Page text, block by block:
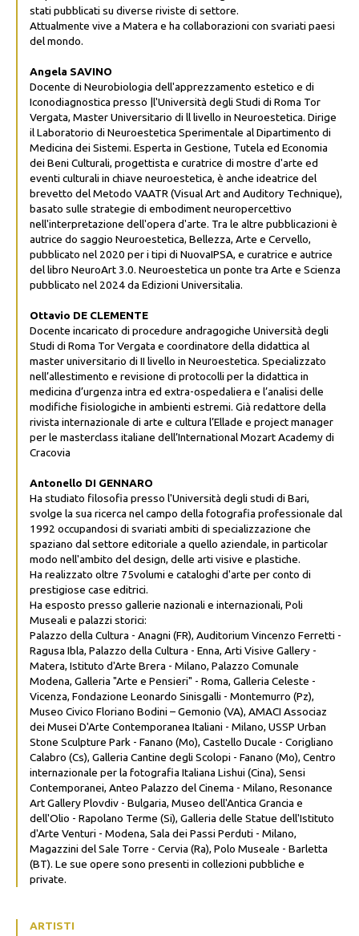
stati pubblicati su diverse riviste di settore.
Attualmente vive a Matera e ha collaborazioni con svariati paesi
del mondo.
Angela SAVINO
Docente di Neurobiologia dell'apprezzamento estetico e di
Iconodiagnostica presso |l'Università degli Studi di Roma Tor
Vergata, Master Universitario di ll livello in Neuroestetica. Dirige
il Laboratorio di Neuroestetica Sperimentale al Dipartimento di
Medicina dei Sistemi. Esperta in Gestione, Tutela ed Economia
dei Beni Culturali, progettista e curatrice di mostre d'arte ed
eventi culturali in chiave neuroestetica, è anche ideatrice del
brevetto del Metodo VAATR (Visual Art and Auditory Technique),
basato sulle strategie di embodiment neuropercettivo
nell'interpretazione dell'opera d'arte. Tra le altre pubblicazioni è
autrice do saggio Neuroestetica, Bellezza, Arte e Cervello,
pubblicato nel 2020 per i tipi di NuovaIPSA, e curatrice e autrice
del libro NeuroArt 3.0. Neuroestetica un ponte tra Arte e Scienza
pubblicato nel 2024 da Edizioni Universitalia.
Ottavio DE CLEMENTE
Docente incaricato di procedure andragogiche Università degli
Studi di Roma Tor Vergata e coordinatore della didattica al
master universitario di II livello in Neuroestetica. Specializzato
nell’allestimento e revisione di protocolli per la didattica in
medicina d’urgenza intra ed extra-ospedaliera e l’analisi delle
modifiche fisiologiche in ambienti estremi. Già redattore della
rivista internazionale di arte e cultura l’Ellade e project manager
per le masterclass italiane dell’International Mozart Academy di
Cracovia
Antonello DI GENNARO
Ha studiato filosofia presso l'Università degli studi di Bari,
svolge la sua ricerca nel campo della fotografia professionale dal
1992 occupandosi di svariati ambiti di specializzazione che
spaziano dal settore editoriale a quello aziendale, in particolar
modo nell'ambito del design, delle arti visive e plastiche.
Ha realizzato oltre 75volumi e cataloghi d'arte per conto di
prestigiose case editrici.
Ha esposto presso gallerie nazionali e internazionali, Poli
Museali e palazzi storici:
Palazzo della Cultura - Anagni (FR), Auditorium Vincenzo Ferretti -
Ragusa Ibla, Palazzo della Cultura - Enna, Arti Visive Gallery -
Matera, Istituto d'Arte Brera - Milano, Palazzo Comunale
Modena, Galleria "Arte e Pensieri" - Roma, Galleria Celeste -
Vicenza, Fondazione Leonardo Sinisgalli - Montemurro (Pz),
Museo Civico Floriano Bodini – Gemonio (VA), AMACI Associaz
dei Musei D'Arte Contemporanea Italiani - Milano, USSP Urban
Stone Sculpture Park - Fanano (Mo), Castello Ducale - Corigliano
Calabro (Cs), Galleria Cantine degli Scolopi - Fanano (Mo), Centro
internazionale per la fotografia Italiana Lishui (Cina), Sensi
Contemporanei, Anteo Palazzo del Cinema - Milano, Resonance
Art Gallery Plovdiv - Bulgaria, Museo dell'Antica Grancia e
dell'Olio - Rapolano Terme (Si), Galleria delle Statue dell'Istituto
d'Arte Venturi - Modena, Sala dei Passi Perduti - Milano,
Magazzini del Sale Torre - Cervia (Ra), Polo Museale - Barletta
(BT). Le sue opere sono presenti in collezioni pubbliche e
private.
ARTISTI